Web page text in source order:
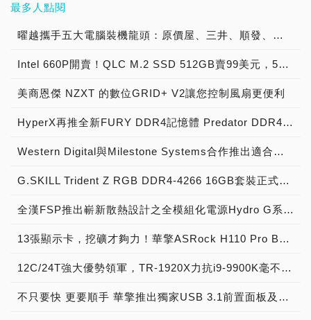
最多人點閱
曜越攜手五大電腦裝機龍頭：原價屋、三井、順發、燦坤及Yahoo! 共同發表『SPM雲端智慧電源管理平台』 曜越最新五款聯名綠能電競機全貌釋出
Intel 660P開賣！QLC M.2 SSD 512GB賣99美元，5年保固敢不敢衝~
美商恩傑 NZXT 的數位GRID+ V2讓您控制風扇更便利
HyperX再推全新FURY DDR4記憶體 Predator DDR4容量同步升級
Western Digital與Milestone Systems合作推出適合企業及消費者使用的影像監控解決方案
G.SKILL Trident Z RGB DDR4-4266 16GB套裝正式登場，芝奇展現RGB LED超頻記憶體模組水流幻光燈效視覺饗宴！
全漢FSP推出嶄新散熱設計之全模組化電源Hydro G系列產品
13張顯示卡，挖礦才夠力！華擎ASRock H110 Pro BTC+主機板強勢席捲礦場
12C/24T強大優勢領軍，TR-1920X力抗i9-9900K毫不遜色
不只要快 更要順手 華擎推出獨家USB 3.1前置面板及U.2 Kit